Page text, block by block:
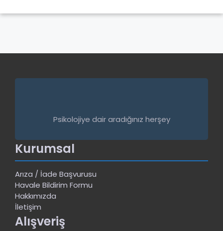
Psikolojiye dair aradığınız herşey
Kurumsal
Arıza / İade Başvurusu
Havale Bildirim Formu
Hakkımızda
İletişim
Alışveriş